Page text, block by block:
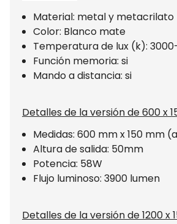
Material: metal y metacrilato
Color: Blanco mate
Temperatura de lux (k):
Función memoria: si
Mando a distancia: si
Detalles de la versión de 600 x
Medidas: 600 mm x 150 mm
Altura de salida: 50mm
Potencia: 58W
Flujo luminoso: 3900 lumen
Detalles de la versión de 1200 x